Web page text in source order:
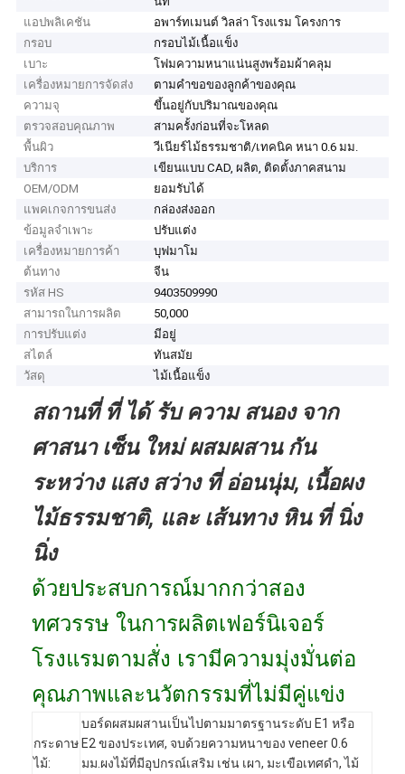
แอปพลิเคชัน
อพาร์ทเมนต์ วิลล่า โรงแรม โครงการ
กรอบ
กรอบไม้เนื้อแข็ง
เบาะ
โฟมความหนาแน่นสูงพร้อมผ้าคลุม
เครื่องหมายการจัดส่ง
ตามคำขอของลูกค้าของคุณ
ความจุ
ขึ้นอยู่กับปริมาณของคุณ
ตรวจสอบคุณภาพ
สามครั้งก่อนที่จะโหลด
พื้นผิว
วีเนียร์ไม้ธรรมชาติ/เทคนิค หนา 0.6 มม.
บริการ
เขียนแบบ CAD, ผลิต, ติดตั้งภาคสนาม
OEM/ODM
ยอมรับได้
แพคเกจการขนส่ง
กล่องส่งออก
ข้อมูลจำเพาะ
ปรับแต่ง
เครื่องหมายการค้า
บุฟมาโม
ต้นทาง
จีน
รหัส HS
9403509990
สามารถในการผลิต
50,000
การปรับแต่ง
มีอยู่
สไตล์
ทันสมัย
วัสดุ
ไม้เนื้อแข็ง
สถานที่ ที่ ได้ รับ ความ สนอง จาก
ศาสนา เซ็น ใหม่ ผสมผสาน กัน
ระหว่าง แสง สว่าง ที่ อ่อนนุ่ม, เนื้อผง
ไม้ธรรมชาติ, และ เส้นทาง หิน ที่ นิ่ง
นิ่ง
ด้วยประสบการณ์มากกว่าสอง
ทศวรรษ ในการผลิตเฟอร์นิเจอร์
โรงแรมตามสั่ง เรามีความมุ่งมั่นต่อ
คุณภาพและนวัตกรรมที่ไม่มีคู่แข่ง
กระดาษ
ไม้:
บอร์ดผสมผสานเป็นไปตามมาตรฐานระดับ E1 หรือ
E2 ของประเทศ, จบด้วยความหนาของ veneer 0.6
มม.ผงไม้ที่มีอุปกรณ์เสริม เช่น เผา, มะเขือเทศดํา, ไม้